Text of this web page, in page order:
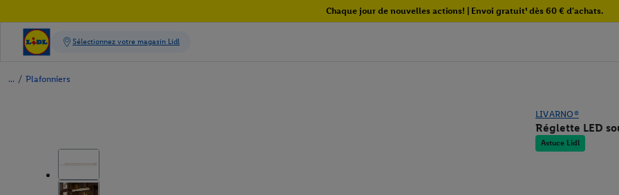
Chaque jour de nouvelles actions! | Envoi gratuit¹ dès 60 € d'achats.
/ Plafonniers
LIVARNO®
Réglette LED
Astuce Lidl